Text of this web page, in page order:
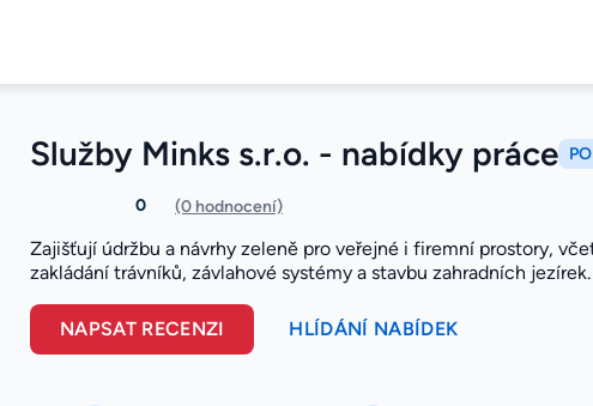
Služby Minks s.r.o. - nabídky práce
0 (0 hodnocení)
Zajišťují údržbu a návrhy zeleně pro veřejné i firemní prostory,
zakládání trávníků, závlahové systémy a stavbu zahradních jezírek.
NAPSAT RECENZI HLÍDÁNÍ NABÍDEK